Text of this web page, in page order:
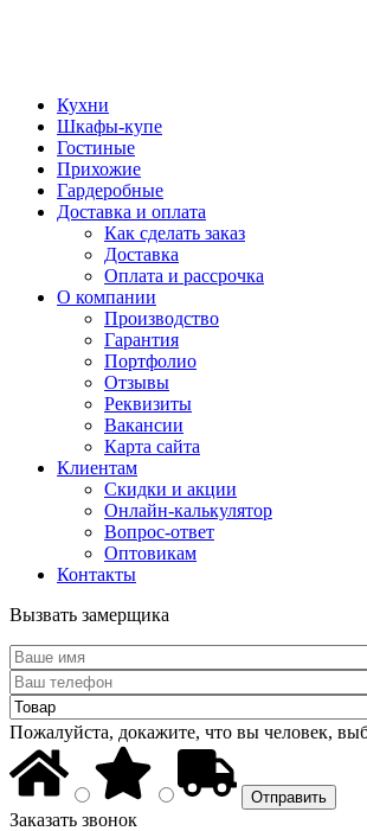
Кухни
Шкафы-купе
Гостиные
Прихожие
Гардеробные
Доставка и оплата
Как сделать заказ
Доставка
Оплата и рассрочка
О компании
Производство
Гарантия
Портфолио
Отзывы
Реквизиты
Вакансии
Карта сайта
Клиентам
Скидки и акции
Онлайн-калькулятор
Вопрос-ответ
Оптовикам
Контакты
Вызвать замерщика
Пожалуйста, докажите, что вы человек,
Заказать звонок